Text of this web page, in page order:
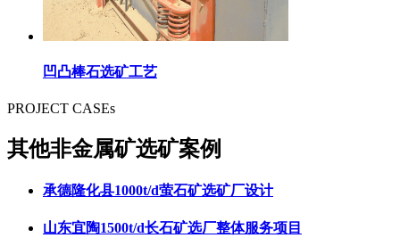
凹凸棒石选矿工艺
PROJECT CASEs
其他非金属矿选矿案例
承德隆化县1000t/d萤石矿选矿厂设计
山东宜陶1500t/d长石矿选厂整体服务项目